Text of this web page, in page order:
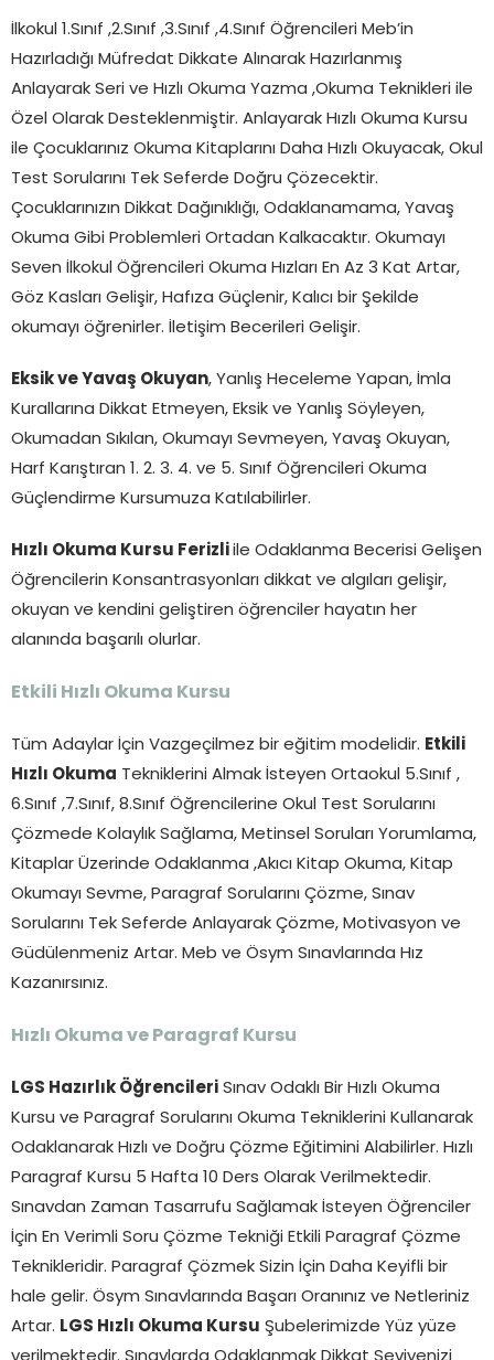
İlkokul 1.Sınıf ,2.Sınıf ,3.Sınıf ,4.Sınıf Öğrencileri Meb’in
Hazırladığı Müfredat Dikkate Alınarak Hazırlanmış
Anlayarak Seri ve Hızlı Okuma Yazma ,Okuma Teknikleri ile
Özel Olarak Desteklenmiştir. Anlayarak Hızlı Okuma Kursu
ile Çocuklarınız Okuma Kitaplarını Daha Hızlı Okuyacak, Okul
Test Sorularını Tek Seferde Doğru Çözecektir.
Çocuklarınızın Dikkat Dağınıklığı, Odaklanamama, Yavaş
Okuma Gibi Problemleri Ortadan Kalkacaktır. Okumayı
Seven İlkokul Öğrencileri Okuma Hızları En Az 3 Kat Artar,
Göz Kasları Gelişir, Hafıza Güçlenir, Kalıcı bir Şekilde
okumayı öğrenirler. İletişim Becerileri Gelişir.
Eksik ve Yavaş Okuyan, Yanlış Heceleme Yapan, İmla
Kurallarına Dikkat Etmeyen, Eksik ve Yanlış Söyleyen,
Okumadan Sıkılan, Okumayı Sevmeyen, Yavaş Okuyan,
Harf Karıştıran 1. 2. 3. 4. ve 5. Sınıf Öğrencileri Okuma
Güçlendirme Kursumuza Katılabilirler.
Hızlı Okuma Kursu Ferizli ile Odaklanma Becerisi Gelişen
Öğrencilerin Konsantrasyonları dikkat ve algıları gelişir,
okuyan ve kendini geliştiren öğrenciler hayatın her
alanında başarılı olurlar.
Etkili Hızlı Okuma Kursu
Tüm Adaylar İçin Vazgeçilmez bir eğitim modelidir. Etkili
Hızlı Okuma Tekniklerini Almak İsteyen Ortaokul 5.Sınıf ,
6.Sınıf ,7.Sınıf, 8.Sınıf Öğrencilerine Okul Test Sorularını
Çözmede Kolaylık Sağlama, Metinsel Soruları Yorumlama,
Kitaplar Üzerinde Odaklanma ,Akıcı Kitap Okuma, Kitap
Okumayı Sevme, Paragraf Sorularını Çözme, Sınav
Sorularını Tek Seferde Anlayarak Çözme, Motivasyon ve
Güdülenmeniz Artar. Meb ve Ösym Sınavlarında Hız
Kazanırsınız.
Hızlı Okuma ve Paragraf Kursu
LGS Hazırlık Öğrencileri Sınav Odaklı Bir Hızlı Okuma
Kursu ve Paragraf Sorularını Okuma Tekniklerini Kullanarak
Odaklanarak Hızlı ve Doğru Çözme Eğitimini Alabilirler. Hızlı
Paragraf Kursu 5 Hafta 10 Ders Olarak Verilmektedir.
Sınavdan Zaman Tasarrufu Sağlamak İsteyen Öğrenciler
İçin En Verimli Soru Çözme Tekniği Etkili Paragraf Çözme
Teknikleridir. Paragraf Çözmek Sizin İçin Daha Keyifli bir
hale gelir. Ösym Sınavlarında Başarı Oranınız ve Netleriniz
Artar. LGS Hızlı Okuma Kursu Şubelerimizde Yüz yüze